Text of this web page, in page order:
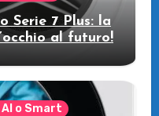
Serie 7 Plus: la
al futuro!
o Smart